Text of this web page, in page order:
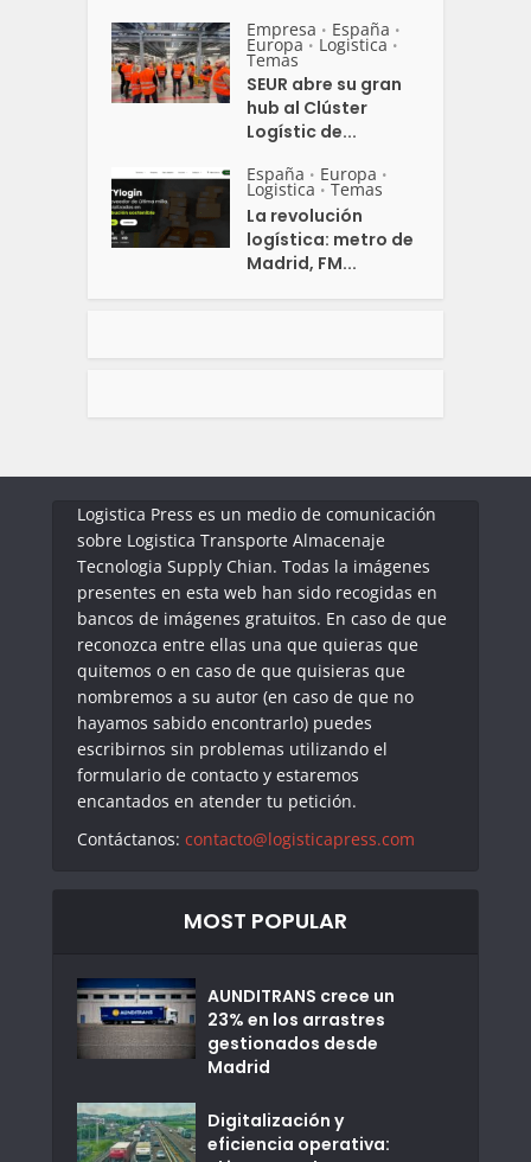
Empresa • España •
Europa • Logistica •
Temas
SEUR abre su gran
hub al Clúster
Logístic de...
España • Europa •
Logistica • Temas
La revolución
logística: metro de
Madrid, FM...
Logistica Press es un medio de comunicación
sobre Logistica Transporte Almacenaje
Tecnologia Supply Chian. Todas la imágenes
presentes en esta web han sido recogidas en
bancos de imágenes gratuitos. En caso de que
reconozca entre ellas una que quieras que
quitemos o en caso de que quisieras que
nombremos a su autor (en caso de que no
hayamos sabido encontrarlo) puedes
escribirnos sin problemas utilizando el
formulario de contacto y estaremos
encantados en atender tu petición.
Contáctanos: contacto@logisticapress.com
MOST POPULAR
AUNDITRANS crece un
23% en los arrastres
gestionados desde
Madrid
Digitalización y
eficiencia operativa: